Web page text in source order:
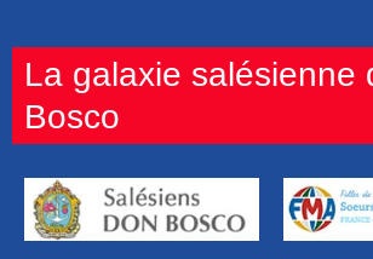
La galaxie salésienne
Bosco